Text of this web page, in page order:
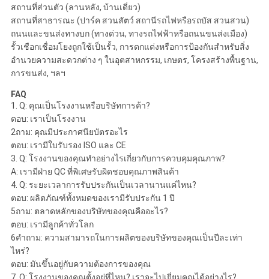
สถานที่ส่วนตัว (ลานหลัง, บ้านเดี่ยว)
สถานที่สาธารณะ (ปาร์ค สวนสัตว์ สถานีรถไฟหรือรถบัส สวนสวน)
ถนนและขนส่งทางบก (ทางด่วน, ทางรถไฟฟ้าหรือถนนขนส่งเมือง)
รั้วเชือกเชื่อมโยงถูกใช้เป็นรั้ว, การตกแต่งหรือการป้องกันสําหรับสิ่ง
อํานวยความสะดวกต่าง ๆ ในอุตสาหกรรม, เกษตร, โครงสร้างพื้นฐาน,
การขนส่ง, ฯลฯ
FAQ
1. Q: คุณเป็นโรงงานหรือบริษัทการค้า?
ตอบ: เราเป็นโรงงาน
2ถาม: คุณมีประกาศนียบัตรอะไร
ตอบ: เรามีใบรับรอง ISO และ CE
3. Q: โรงงานของคุณทําอย่างไรเกี่ยวกับการควบคุมคุณภาพ?
A: เรามีฝ่าย QC ที่พิเศษรับผิดชอบคุณภาพสินค้า
4. Q: ระยะเวลาการรับประกันเป็นเวลานานแค่ไหน?
ตอบ: ผลิตภัณฑ์ทั้งหมดของเรามีรับประกัน 1 ปี
5ถาม: ตลาดหลักของบริษัทของคุณคืออะไร?
ตอบ: เรามีลูกค้าทั่วโลก
6คําถาม: ความสามารถในการผลิตของบริษัทของคุณเป็นปีละเท่า
ไหร่?
ตอบ: มันขึ้นอยู่กับความต้องการของคุณ